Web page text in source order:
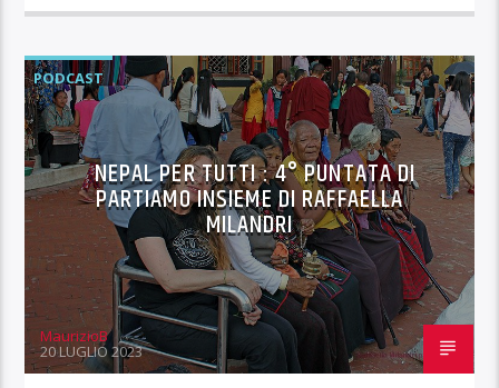
PODCAST
NEPAL PER TUTTI : 4° PUNTATA DI
PARTIAMO INSIEME DI RAFFAELLA
MILANDRI
MaurizioB
20 LUGLIO 2023